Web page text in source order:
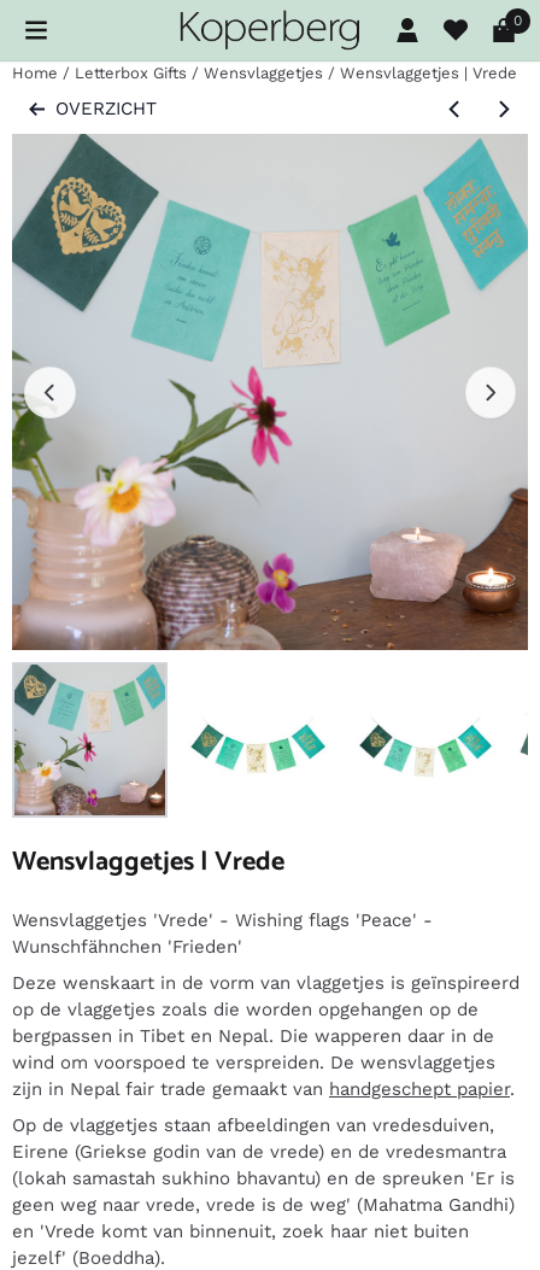
Cookievoorkeuren zijn beschikbaar. Kies instellingen of sta0
Home / Letterbox Gifts / Wensvlaggetjes / Wensvlaggetjes | Vrede
OVERZICHT
Wensvlaggetjes | Vrede
Wensvlaggetjes 'Vrede' - Wishing flags 'Peace' -
Wunschfähnchen 'Frieden'
Deze wenskaart in de vorm van vlaggetjes is geïnspireerd
op de vlaggetjes zoals die worden opgehangen op de
bergpassen in Tibet en Nepal. Die wapperen daar in de
wind om voorspoed te verspreiden. De wensvlaggetjes
zijn in Nepal fair trade gemaakt van handgeschept papier.
Op de vlaggetjes staan afbeeldingen van vredesduiven,
Eirene (Griekse godin van de vrede) en de vredesmantra
(lokah samastah sukhino bhavantu) en de spreuken 'Er is
geen weg naar vrede, vrede is de weg' (Mahatma Gandhi)
en 'Vrede komt van binnenuit, zoek haar niet buiten
jezelf' (Boeddha).